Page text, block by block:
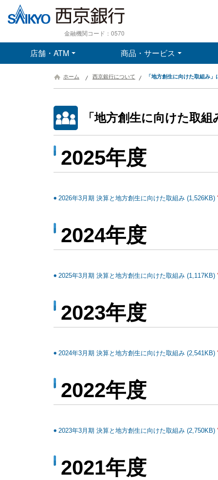
金融機関コード：0570
店舗・ATM 商品・サービス
ホーム 西京銀行について 「地方創生に向けた取組み」
「地方創生に向けた取
2025年度
2026年3月期 決算と地方創生に向けた取組み (1,526KB)
2024年度
2025年3月期 決算と地方創生に向けた取組み (1,117KB)
2023年度
2024年3月期 決算と地方創生に向けた取組み (2,541KB)
2022年度
2023年3月期 決算と地方創生に向けた取組み (2,750KB)
2021年度